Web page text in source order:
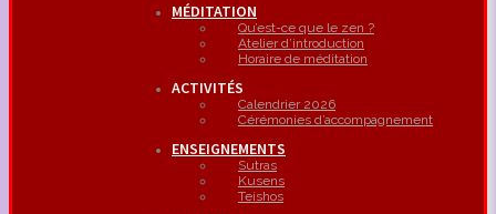
MÉDITATION
Qu’est-ce que le zen ?
Atelier d’introduction
Horaire de méditation
ACTIVITÉS
Calendrier 2026
Cérémonies d’accompagnement
ENSEIGNEMENTS
Sutras
Kusens
Teishos